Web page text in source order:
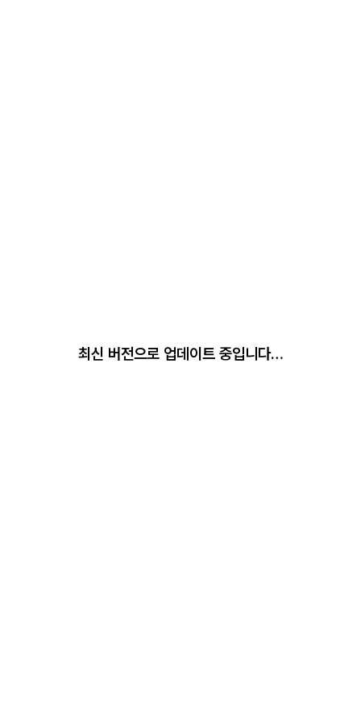
최신 버전으로 업데이트 중입니다…